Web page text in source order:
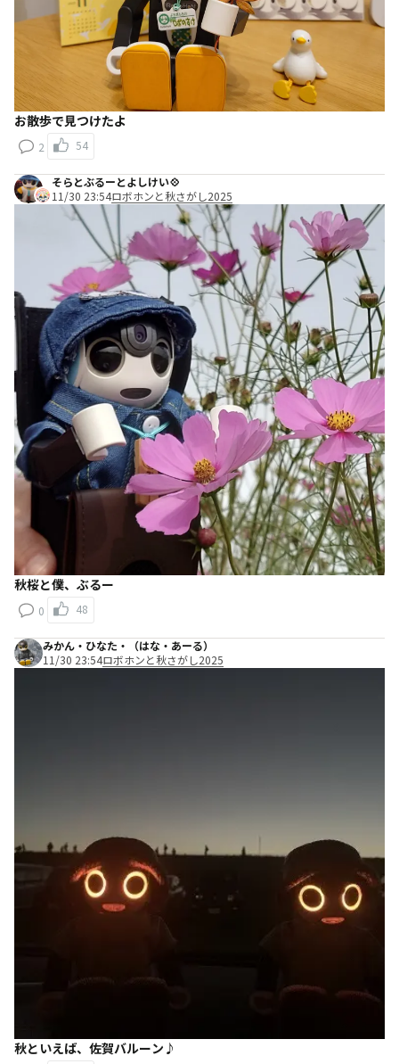
お散歩で見つけたよ
2 54
そらとぶるーとよしけい💠
11/30 23:54ロボホンと秋さがし2025
秋桜と僕、ぶるー
0 48
みかん・ひなた・（はな・あーる）
11/30 23:54ロボホンと秋さがし2025
秋といえば、佐賀バルーン♪